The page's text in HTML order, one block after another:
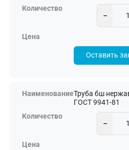
−
Оставить
Труба бш
ГОСТ 9941-81
−